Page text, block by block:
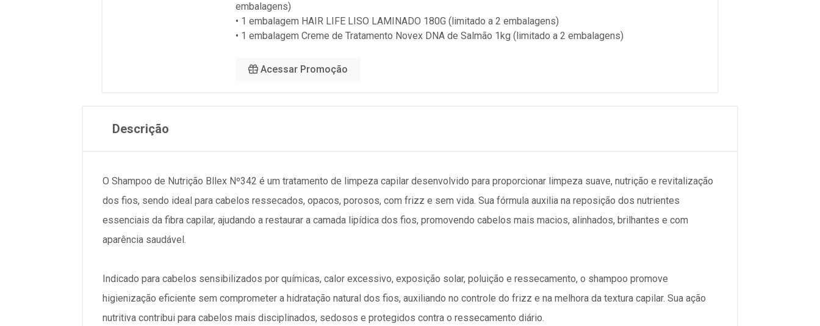
embalagens)
• 1 embalagem HAIR LIFE LISO LAMINADO 180G (limitado a 2 embalagens)
• 1 embalagem Creme de Tratamento Novex DNA de Salmão 1kg (limitado a 2 embalagens)
Acessar Promoção
Descrição
O Shampoo de Nutrição Bllex Nº342 é um tratamento de limpeza capilar desenvolvido para proporcionar limpeza suave, nutrição e revitalização
dos fios, sendo ideal para cabelos ressecados, opacos, porosos, com frizz e sem vida. Sua fórmula auxilia na reposição dos nutrientes
essenciais da fibra capilar, ajudando a restaurar a camada lipídica dos fios, promovendo cabelos mais macios, alinhados, brilhantes e com
aparência saudável.
Indicado para cabelos sensibilizados por químicas, calor excessivo, exposição solar, poluição e ressecamento, o shampoo promove
higienização eficiente sem comprometer a hidratação natural dos fios, auxiliando no controle do frizz e na melhora da textura capilar. Sua ação
nutritiva contribui para cabelos mais disciplinados, sedosos e protegidos contra o ressecamento diário.